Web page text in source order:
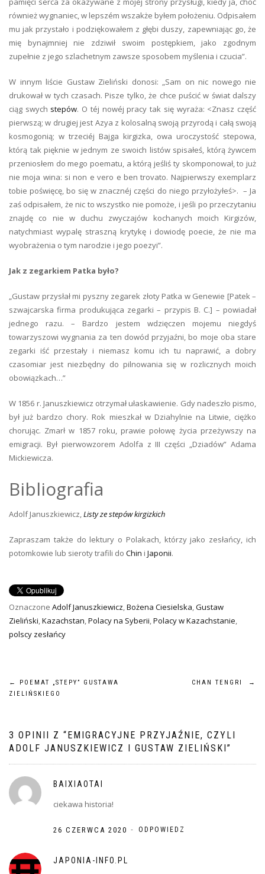
również wygnaniec, w lepszém wszakże byłem położeniu. Odpisałem
mu jak przystało i podziękowałem z głębi duszy, zapewniając go, że
mię bynajmniej nie zdziwił swoim postępkiem, jako zgodnym
zupełnie z jego szlachetnym zawsze sposobem myślenia i czucia”.
W innym liście Gustaw Zieliński donosi: „Sam on nic nowego nie
drukował w tych czasach. Pisze tylko, że chce puścić w świat dalszy
ciąg swych stepów. O téj nowéj pracy tak się wyraża: <Znasz część
pierwszą; w drugiej jest Azya z kolosalną swoją przyrodą i całą swoją
kosmogonią; w trzeciéj Bajga kirgizka, owa uroczystość stepowa,
którą tak pięknie w jednym ze swoich listów spisałeś, którą żywcem
przeniosłem do mego poematu, a którą jeśliś ty skomponował, to już
nie moja wina: si non e vero e ben trovato. Najpierwszy exemplarz
tobie poświęcę, bo się w znacznéj części do niego przyłożyłeś>. – Ja
zaś odpisałem, że nic to wszystko nie pomoże, i jeśli po przeczytaniu
znajdę co nie w duchu zwyczajów kochanych moich Kirgizów,
natychmiast wypalę straszną krytykę i dowiodę poecie, że nie ma
wyobrażenia o tym narodzie i jego poezyi”.
Jak z zegarkiem Patka było?
„Gustaw przysłał mi pyszny zegarek złoty Patka w Genewie [Patek –
szwajcarska firma produkująca zegarki – przypis B. C.] – powiadał
jednego razu. – Bardzo jestem wdzięczen mojemu niegdyś
towarzyszowi wygnania za ten dowód przyjaźni, bo moje oba stare
zegarki iść przestały i niemasz komu ich tu naprawić, a dobry
czasomiar jest niezbędny do pilnowania się w rozlicznych moich
obowiązkach…”
W 1856 r. Januszkiewicz otrzymał ułaskawienie. Gdy nadeszło pismo,
był już bardzo chory. Rok mieszkał w Dziahylnie na Litwie, ciężko
chorując. Zmarł w 1857 roku, prawie połowę życia przeżywszy na
emigracji. Był pierwowzorem Adolfa z III części „Dziadów” Adama
Mickiewicza.
Bibliografia
Adolf Januszkiewicz,Listy ze stepów kirgizkich
Zapraszam także do lektury o Polakach, którzy jako zesłańcy, ich
potomkowie lub sieroty trafili do Chin i Japonii.
Oznaczone Adolf Januszkiewicz,Bożena Ciesielska,Gustaw
Zieliński,Kazachstan,Polacy na Syberii,Polacy w Kazachstanie,
polscy zesłańcy
NAWIGACJA
WPISU
←
POEMAT „STEPY” GUSTAWA
ZIELIŃSKIEGO
CHAN TENGRI →
3 OPINII Z “EMIGRACYJNE PRZYJAŹNIE, CZYLI
ADOLF JANUSZKIEWICZ I GUSTAW ZIELIŃSKI”
BAIXIAOTAI
ciekawa historia!
26 CZERWCA 2020 - ODPOWIEDZ
JAPONIA-INFO.PL